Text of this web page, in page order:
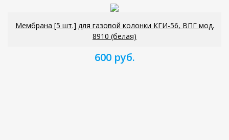
Мембрана [5 шт.] для газовой колонки КГИ-56, ВПГ мод.
8910 (белая)
600 руб.